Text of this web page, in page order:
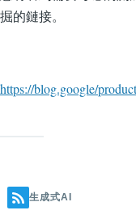
掘的鏈接。
https://blog.google/
生成式AI